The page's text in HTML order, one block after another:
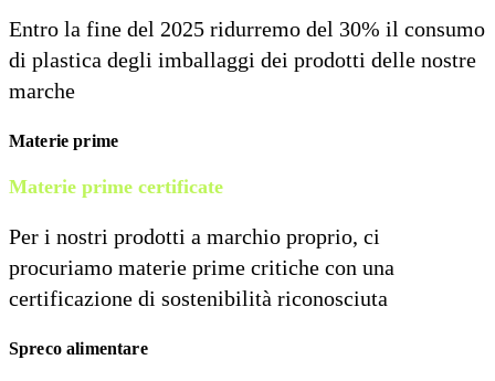
Entro la fine del 2025 ridurremo del 30% il consumo
di plastica degli imballaggi dei prodotti delle nostre
marche
Materie prime
Materie prime certificate
Per i nostri prodotti a marchio proprio, ci
procuriamo materie prime critiche con una
certificazione di sostenibilità riconosciuta
Spreco alimentare